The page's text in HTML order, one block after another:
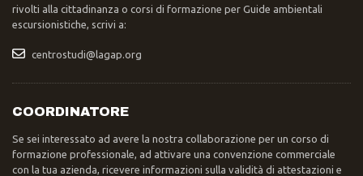
rivolti alla cittadinanza o corsi di formazione per Guide ambientali
escursionistiche, scrivi a:
centrostudi@lagap.org
COORDINATORE
Se sei interessato ad avere la nostra collaborazione per un corso di
formazione professionale, ad attivare una convenzione commerciale
con la tua azienda, ricevere informazioni sulla validità di attestazioni e